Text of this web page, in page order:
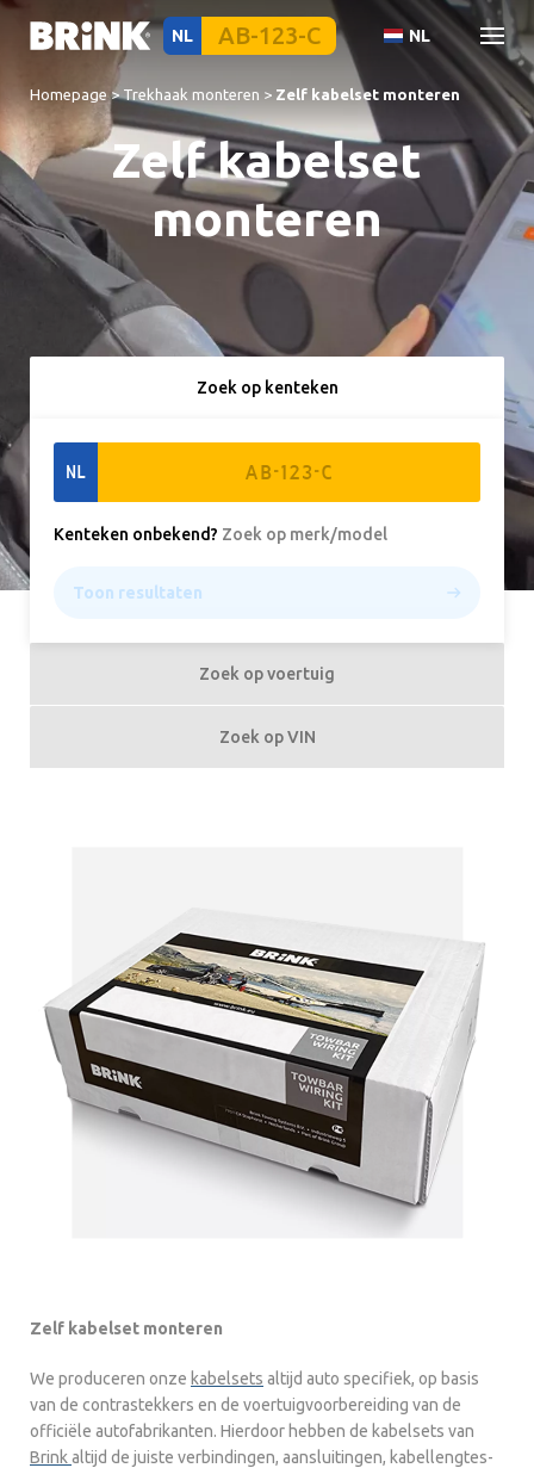
NL NL
Homepage >Trekhaak monteren > Zelf kabelset monteren
Zelf kabelset
monteren
Zoek op kenteken
NL
Kenteken onbekend? Zoek op merk/model
Toon resultaten
Zoek op voertuig
Zoek op VIN
Zelf kabelset monteren
We produceren onze kabelsets altijd auto specifiek, op basis
van de contrastekkers en de voertuigvoorbereiding van de
officiële autofabrikanten. Hierdoor hebben de kabelsets van
Brink altijd de juiste verbindingen, aansluitingen, kabellengtes-